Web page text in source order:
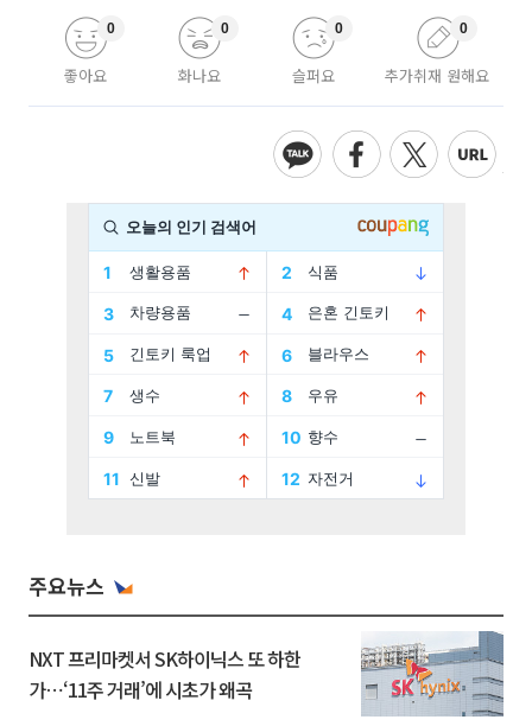
좋아요
0
화나요
0
슬퍼요
0
추가취재 원해요
0
주요뉴스
NXT 프리마켓서 SK하이닉스 또 하한
가⋯‘11주 거래’에 시초가 왜곡